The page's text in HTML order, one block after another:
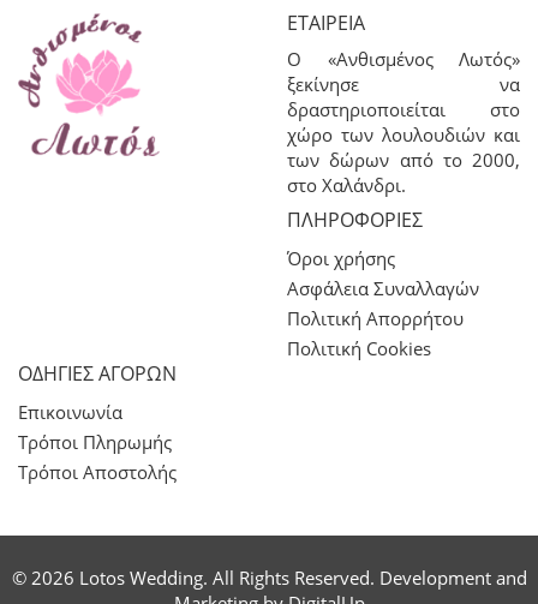
ΕΤΑΙΡΕΊΑ
Ο «Ανθισμένος Λωτός»
ξεκίνησε να
δραστηριοποιείται στο
χώρο των λουλουδιών και
των δώρων από το 2000,
στο Χαλάνδρι.
ΠΛΗΡΟΦΟΡΊΕΣ
Όροι χρήσης
Ασφάλεια Συναλλαγών
Πολιτική Απορρήτου
Πολιτική Cookies
ΟΔΗΓΙΕΣ ΑΓΟΡΩΝ
Επικοινωνία
Τρόποι Πληρωμής
Τρόποι Αποστολής
© 2026 Lotos Wedding. All Rights Reserved. Development and